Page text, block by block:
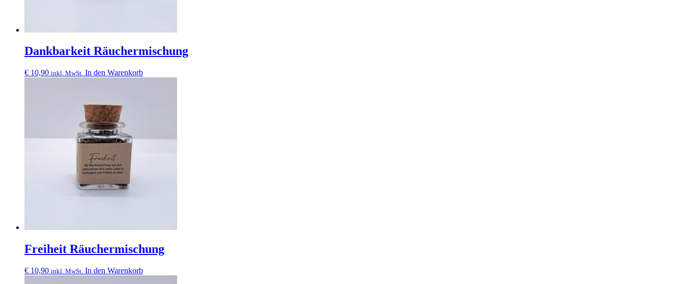
Dankbarkeit Räuchermischung
€ 10,90 inkl. MwSt. In den Warenkorb
Freiheit Räuchermischung
€ 10,90 inkl. MwSt. In den Warenkorb